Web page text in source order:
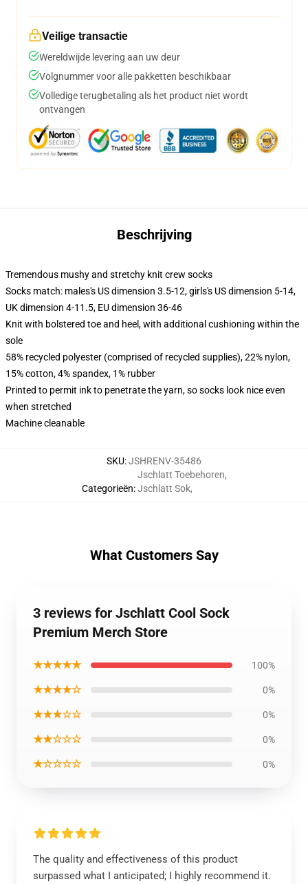
Veilige transactie
Wereldwijde levering aan uw deur
Volgnummer voor alle pakketten beschikbaar
Volledige terugbetaling als het product niet wordt
ontvangen
Beschrijving
Tremendous mushy and stretchy knit crew socks
Socks match: males's US dimension 3.5-12, girls's US dimension 5-14,
UK dimension 4-11.5, EU dimension 36-46
Knit with bolstered toe and heel, with additional cushioning within the
sole
58% recycled polyester (comprised of recycled supplies), 22% nylon,
15% cotton, 4% spandex, 1% rubber
Printed to permit ink to penetrate the yarn, so socks look nice even
when stretched
Machine cleanable
SKU:JSHRENV-35486
Categorieën:
Jschlatt Toebehoren,
Jschlatt Sok,
What Customers Say
3 reviews for Jschlatt Cool Sock
Premium Merch Store
★★★★★ 100%
★★★★☆ 0%
★★★☆☆ 0%
★★☆☆☆ 0%
★☆☆☆☆ 0%
The quality and effectiveness of this product
surpassed what I anticipated; I highly recommend it.